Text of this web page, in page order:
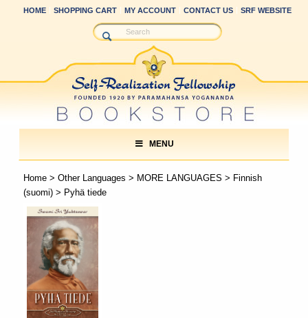
HOME SHOPPING CART MY ACCOUNT CONTACT US SRF WEBSITE
MENU
Home> Other Languages > MORE LANGUAGES > Finnish
(suomi)> Pyhä tiede